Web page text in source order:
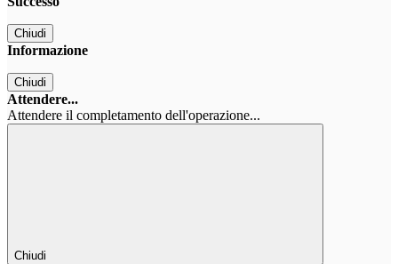
Chiudi
Informazione
Chiudi
Attendere...
Attendere il completamento dell'operazione...
Chiudi